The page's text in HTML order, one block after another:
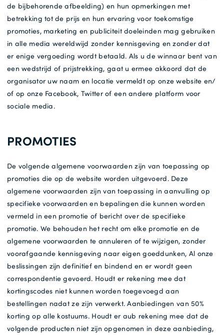
de bijbehorende afbeelding) en hun opmerkingen met
betrekking tot de prijs en hun ervaring voor toekomstige
promoties, marketing en publiciteit doeleinden mag gebruiken
in alle media wereldwijd zonder kennisgeving en zonder dat
er enige vergoeding wordt betaald. Als u de winnaar bent van
een wedstrijd of prijstrekking, gaat u ermee akkoord dat de
organisator uw naam en locatie vermeldt op onze website en/
of op onze Facebook, Twitter of een andere platform voor
sociale media.
PROMOTIES
De volgende algemene voorwaarden zijn van toepassing op
promoties die op de website worden uitgevoerd. Deze
algemene voorwaarden zijn van toepassing in aanvulling op
specifieke voorwaarden en bepalingen die kunnen worden
vermeld in een promotie of bericht over de specifieke
promotie. We behouden het recht om elke promotie en de
algemene voorwaarden te annuleren of te wijzigen, zonder
voorafgaande kennisgeving naar eigen goeddunken, Al onze
beslissingen zijn definitief en bindend en er wordt geen
correspondentie gevoerd. Houdt er rekening mee dat
kortingscodes niet kunnen worden toegevoegd aan
bestellingen nadat ze zijn verwerkt. Aanbiedingen van 50%
korting op alle kostuums. Houdt er aub rekening mee dat de
volgende producten niet zijn opgenomen in deze aanbieding,